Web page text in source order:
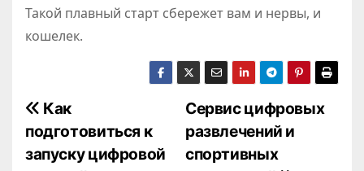
Такой плавный старт сбережет вам и нервы, и
кошелек.
Н
а
Сервис цифровых
развлечений и
спортивных
Как
подготовиться к
запуску цифровой